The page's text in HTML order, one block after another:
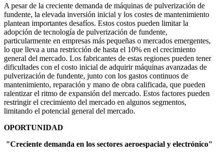
A pesar de la creciente demanda de máquinas de pulverización de
fundente, la elevada inversión inicial y los costes de mantenimiento
plantean importantes desafíos. Estos costos pueden limitar la
adopción de tecnología de pulverización de fundente,
particularmente en empresas más pequeñas o mercados emergentes,
lo que lleva a una restricción de hasta el 10% en el crecimiento
general del mercado. Los fabricantes de estas regiones pueden tener
dificultades con el costo inicial de adquirir máquinas avanzadas de
pulverización de fundente, junto con los gastos continuos de
mantenimiento, reparación y mano de obra calificada, que pueden
ralentizar el ritmo de expansión del mercado. Estos factores pueden
restringir el crecimiento del mercado en algunos segmentos,
limitando el potencial general del mercado.
OPORTUNIDAD
"Creciente demanda en los sectores aeroespacial y electrónico"